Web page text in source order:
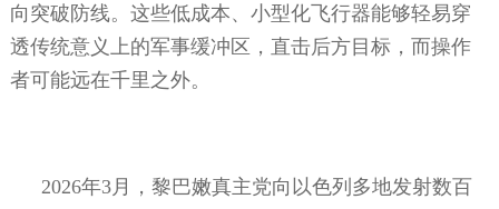
向突破防线。这些低成本、小型化飞行器能够轻易穿
透传统意义上的军事缓冲区，直击后方目标，而操作
者可能远在千里之外。
2026年3月，黎巴嫩真主党向以色列多地发射数百